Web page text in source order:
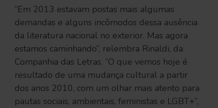
“Em 2013 estavam postas mais algumas
demandas e alguns incômodos dessa ausência
da literatura nacional no exterior. Mas agora
estamos caminhando”, relembra Rinaldi, da
Companhia das Letras. “O que vemos hoje é
resultado de uma mudança cultural a partir
dos anos 2010, com um olhar mais atento para
pautas sociais, ambientais, feministas e LGBT+”,